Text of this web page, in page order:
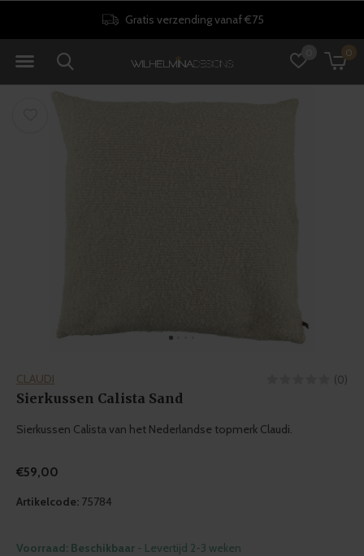
0
Gratis verzending vanaf €75
CLAUDI (0)
Sierkussen Calista Sand
Sierkussen Calista van het Nederlandse topmerk Claudi.
€59,00
Artikelcode: 75784
Voorraad: Beschikbaar - Levertijd 2-3 weken